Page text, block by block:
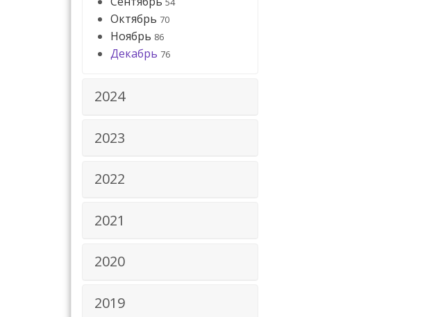
Октябрь 70
Ноябрь 86
Декабрь 76
2024
2023
2022
2021
2020
2019